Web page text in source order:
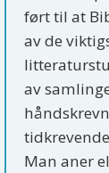
ført til at
av de
av
Man aner